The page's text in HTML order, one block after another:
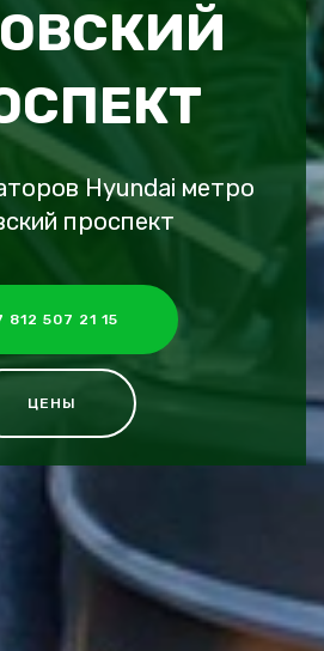
Hyundai метро
проспект
812 507 21 15
ЦЕНЫ